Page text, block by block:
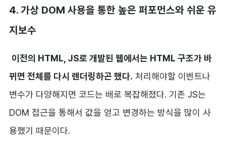
4. 가상 DOM 사용을 통한 높은 퍼포먼스와 쉬운 유
지보수
이전의 HTML, JS로 개발된 웹에서는 HTML 구조가 바
뀌면 전체를 다시 렌더링하곤 했다. 처리해야할 이벤트나
변수가 다양해지면 코드는 배로 복잡해졌다. 기존 JS는
DOM 접근을 통해서 값을 얻고 변경하는 방식을 많이 사
용했기 때문이다.